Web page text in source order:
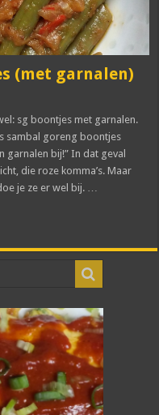
(met garnalen)
sg boontjes met garnalen.
sambal goreng boontjes
garnalen bij!” In dat geval
die roze komma’s. Maar
je ze er wel bij. …